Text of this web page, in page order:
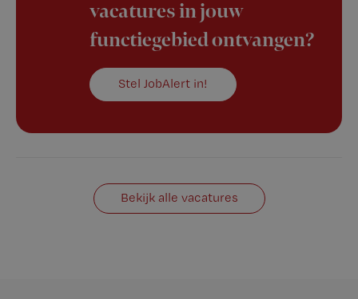
vacatures in jouw
functiegebied ontvangen?
Stel JobAlert in!
Bekijk alle vacatures